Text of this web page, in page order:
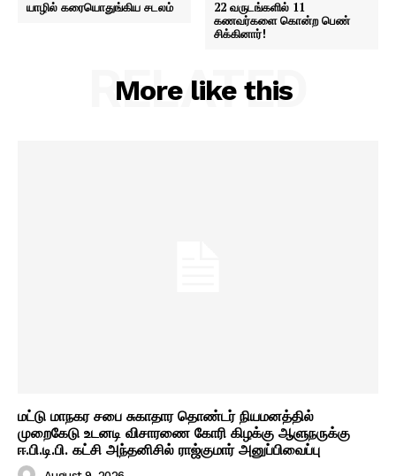
யாழில் கரையொதுங்கிய சடலம்
22 வருடங்களில் 11
கணவர்களை கொன்ற பெண்
சிக்கினார்!
More like this
RELATED
மட்டு மாநகர சபை சுகாதார தொண்டர் நியமனத்தில்
முறைகேடு உடனடி விசாரணை கோரி கிழக்கு ஆளுநருக்கு
ஈ.பி.டி.பி. கட்சி அந்தனிசில் ராஜ்குமார் அனுப்பிவைப்பு